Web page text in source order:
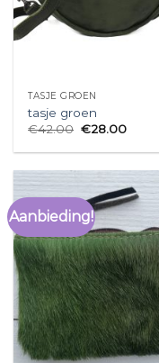
TASJE GROEN
tasje groen
€42.00 €28.00
Aanbieding!